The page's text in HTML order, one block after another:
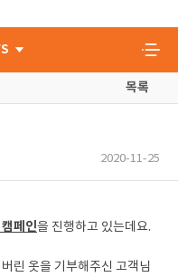
목록
2020-11-25
페인을 진행하고 있는데요.
린 옷을 기부해주신 고객님